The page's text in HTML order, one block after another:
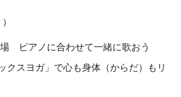
ピアノに合わせて一緒に歌おう
クスヨガ」で心も身体（からだ）もリ